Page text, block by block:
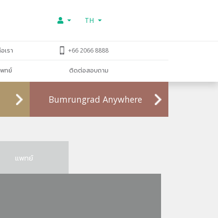
TH
เรา +66 2066 8888
ทย์ ติดต่อสอบถาม
Bumrungrad Anywhere
แพทย์